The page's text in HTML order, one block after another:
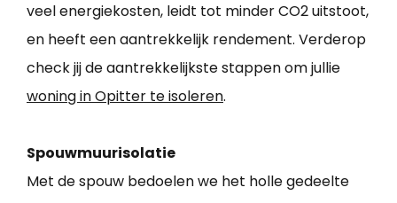
veel energiekosten, leidt tot minder CO2 uitstoot,
en heeft een aantrekkelijk rendement. Verderop
check jij de aantrekkelijkste stappen om jullie
woning in Opitter te isoleren.
Spouwmuurisolatie
Met de spouw bedoelen we het holle gedeelte